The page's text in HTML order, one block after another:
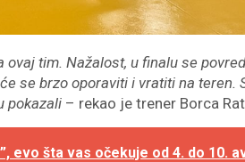
tim. Nažalost, u finalu se
se brzo oporaviti i vratiti na teren.
pokazali – rekao je trener Borca
evo šta vas očekuje od 4. do 10.